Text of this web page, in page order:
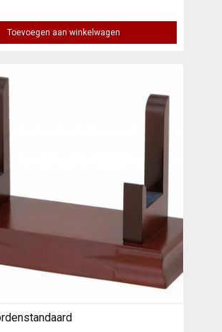
Toevoegen aan winkelwagen